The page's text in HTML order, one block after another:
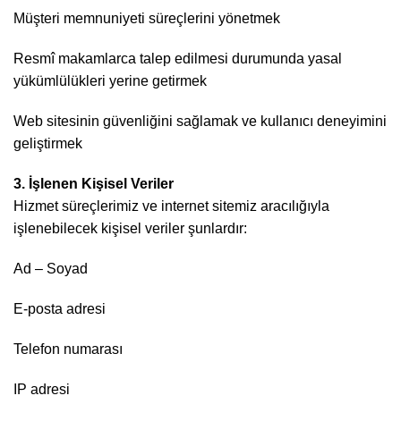
Müşteri memnuniyeti süreçlerini yönetmek
Resmî makamlarca talep edilmesi durumunda yasal
yükümlülükleri yerine getirmek
Web sitesinin güvenliğini sağlamak ve kullanıcı deneyimini
geliştirmek
3. İşlenen Kişisel Veriler
Hizmet süreçlerimiz ve internet sitemiz aracılığıyla
işlenebilecek kişisel veriler şunlardır:
Ad – Soyad
E-posta adresi
Telefon numarası
IP adresi